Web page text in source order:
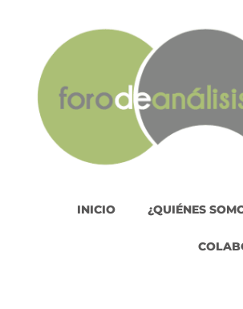
INICIO ¿QUIÉNES